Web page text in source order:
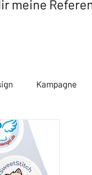
meine
Kampagne